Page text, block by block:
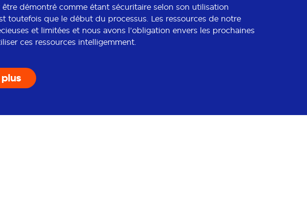
être démontré comme étant sécuritaire selon son utilisation
toutefois que le début du processus. Les ressources de notre
et limitées et nous avons l’obligation envers les prochaines
ces ressources intelligemment.